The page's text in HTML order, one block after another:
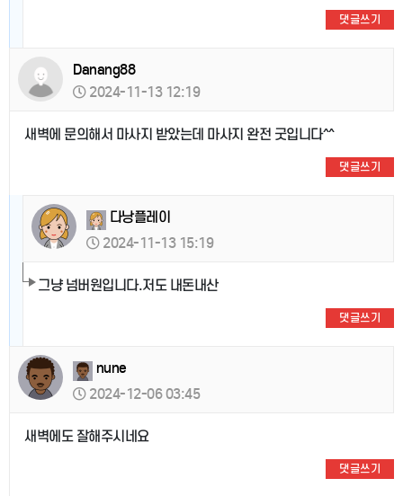
댓글쓰기
Danang88
2024-11-13 12:19
새벽에 문의해서 마사지 받았는데 마사지 완전 굿입니다^^
댓글쓰기
다낭플레이
2024-11-13 15:19
그냥 넘버원입니다.저도 내돈내산
댓글쓰기
nune
2024-12-06 03:45
새벽에도 잘해주시네요
댓글쓰기